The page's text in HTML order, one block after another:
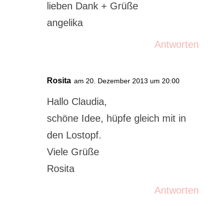
lieben Dank + Grüße
angelika
Antworten
Rosita am 20. Dezember 2013 um 20:00
Hallo Claudia,
schöne Idee, hüpfe gleich mit in
den Lostopf.
Viele Grüße
Rosita
Antworten